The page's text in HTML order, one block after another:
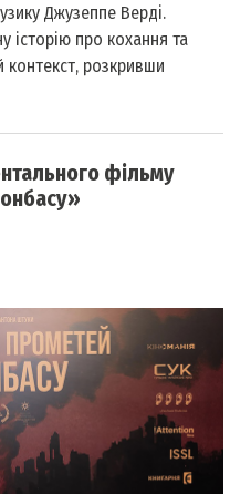
Джузеппе Верді.
історію про кохання та
контекст, розкривши
фільму